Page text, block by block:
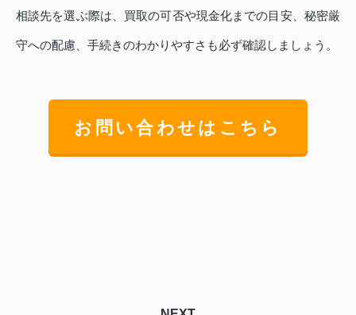
相談先を選ぶ際は、買取の可否や現金化までの目安、秘密厳
守への配慮、手続きのわかりやすさも必ず確認しましょう。
お問い合わせはこちら